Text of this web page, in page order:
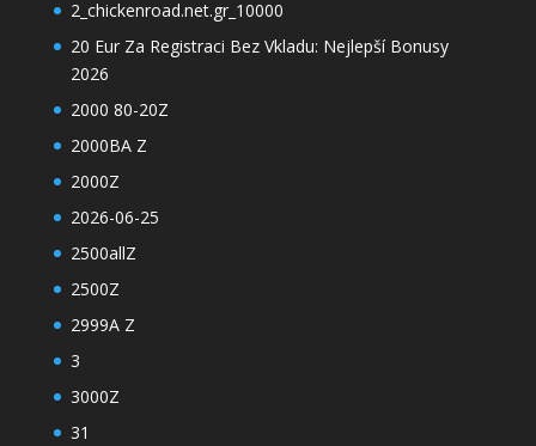
2_chickenroad.net.gr_10000
20 Eur Za Registraci Bez Vkladu: Nejlepší Bonusy
2026
2000 80-20Z
2000BA Z
2000Z
2026-06-25
2500allZ
2500Z
2999A Z
3
3000Z
31